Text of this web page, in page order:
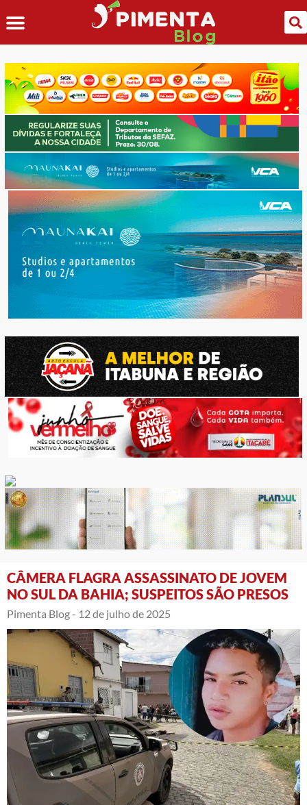
CÂMERA FLAGRA ASSASSINATO DE JOVEM
NO SUL DA BAHIA; SUSPEITOS SÃO PRESOS
Pimenta Blog - 12 de julho de 2025